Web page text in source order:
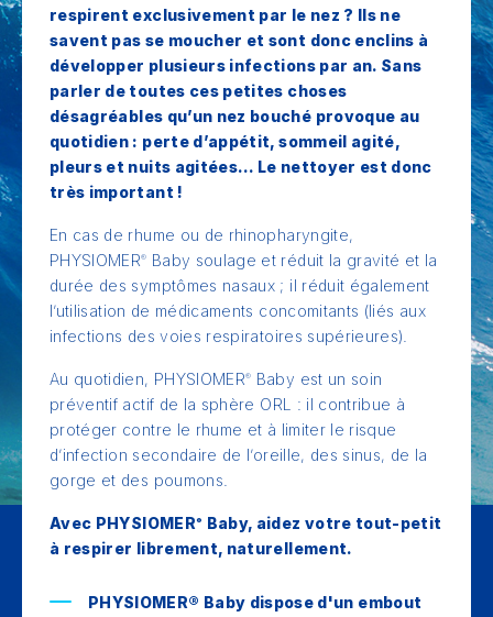
respirent exclusivement par le nez ? Ils ne
savent pas se moucher et sont donc enclins à
développer plusieurs infections par an. Sans
parler de toutes ces petites choses
désagréables qu’un nez bouché provoque au
quotidien : perte d’appétit, sommeil agité,
pleurs et nuits agitées… Le nettoyer est donc
très important !
En cas de rhume ou de rhinopharyngite,
PHYSIOMER®
Baby soulage et réduit la gravité et la
durée des symptômes nasaux ; il réduit également
l’utilisation de médicaments concomitants (liés aux
infections des voies respiratoires supérieures).
Au quotidien, PHYSIOMER®
Baby est un soin
préventif actif de la sphère ORL : il contribue à
protéger contre le rhume et à limiter le risque
d’infection secondaire de l’oreille, des sinus, de la
gorge et des poumons.
Avec PHYSIOMER®
Baby, aidez votre tout-petit
à respirer librement, naturellement.
PHYSIOMER® Baby dispose d'un embout